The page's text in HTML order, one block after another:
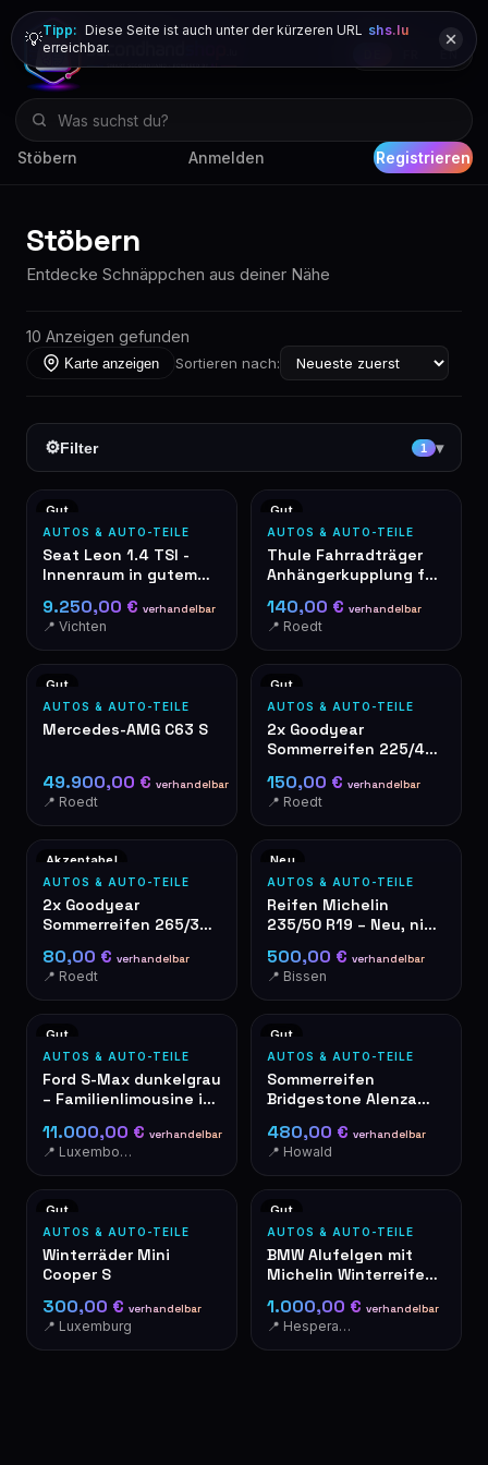
Stöbern Anmelden Registrieren
💡Tipp: Diese Seite ist auch unter der kürzeren URL shs.lu
erreichbar.
Stöbern
Entdecke Schnäppchen aus deiner Nähe
10 Anzeigen gefunden
Karte anzeigen Sortieren nach:
⚙Filter 1 ▾
Gut
AUTOS & AUTO-TEILE
Seat Leon 1.4 TSI -
Innenraum in gutem
Stoffsitze
9.250,00 € verhandelbar
📍 Vichten
Gut
AUTOS & AUTO-TEILE
Thule Fahrradträger
Anhängerkupplung für
140,00 € verhandelbar
📍 Roedt
Gut
AUTOS & AUTO-TEILE
Mercedes-AMG C63 S
49.900,00 € verhandelbar
📍 Roedt
Gut
AUTOS & AUTO-TEILE
2x Goodyear
Sommerreifen 225/40
150,00 € verhandelbar
📍 Roedt
Akzeptabel
AUTOS & AUTO-TEILE
2x Goodyear
Sommerreifen 265/35
80,00 € verhandelbar
📍 Roedt
Neu
AUTOS & AUTO-TEILE
Reifen Michelin
235/50 R19 – Neu, nie
500,00 € verhandelbar
📍 Bissen
Gut
AUTOS & AUTO-TEILE
Ford S-Max dunkelgrau
– Familienlimousine in
11.000,00 € verhandelbar
📍 Luxembourg
Gut
AUTOS & AUTO-TEILE
Sommerreifen
Bridgestone Alenza
480,00 € verhandelbar
📍 Howald
Gut
AUTOS & AUTO-TEILE
Winterräder Mini
Cooper S
300,00 € verhandelbar
📍 Luxemburg
Gut
AUTOS & AUTO-TEILE
BMW Alufelgen mit
Michelin Winterreifen
1.000,00 € verhandelbar
📍 Hesperange